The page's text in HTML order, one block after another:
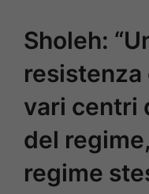
Sholeh:
vari centri
del
regime